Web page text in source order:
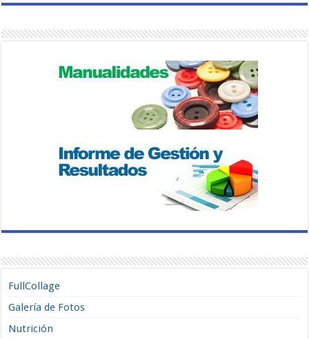
FullCollage
Galería de Fotos
Nutrición